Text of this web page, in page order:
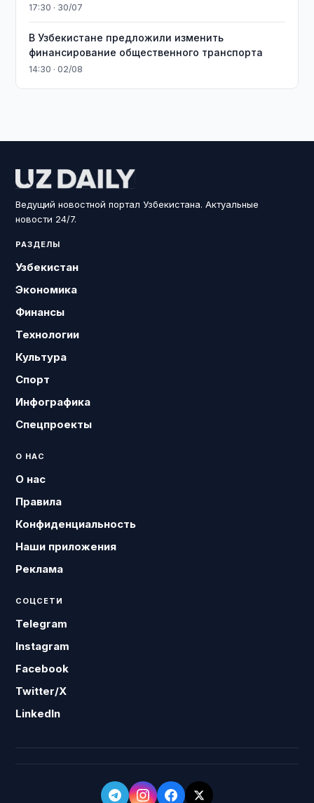
17:30 · 30/07
В Узбекистане предложили изменить
финансирование общественного транспорта
14:30 · 02/08
Ведущий новостной портал Узбекистана. Актуальные
новости 24/7.
РАЗДЕЛЫ
Узбекистан
Экономика
Финансы
Технологии
Культура
Спорт
Инфографика
Спецпроекты
О НАС
О нас
Правила
Конфиденциальность
Наши приложения
Реклама
СОЦСЕТИ
Telegram
Instagram
Facebook
Twitter/X
LinkedIn